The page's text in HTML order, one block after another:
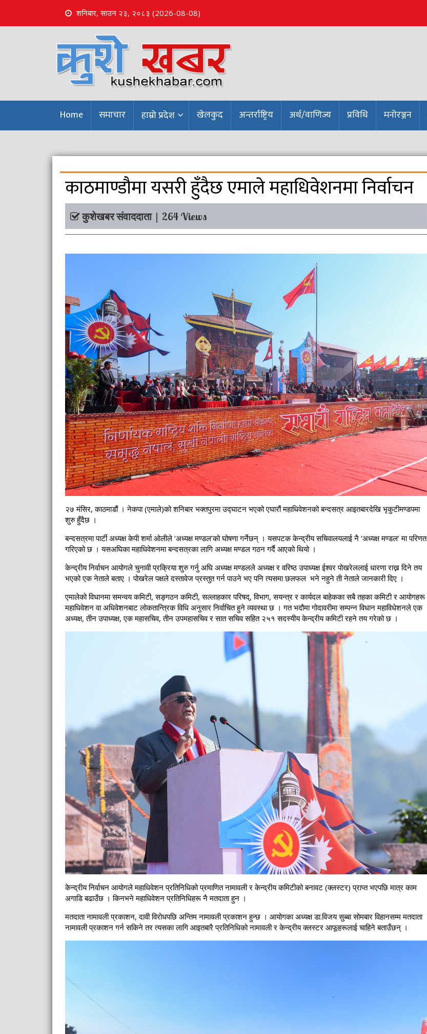
शनिबार, साउन २३, २०८३ (2026-08-08)
t
Home समाचार हाम्रो प्रदेश खेलकुद अन्तर्राष्ट्रिय अर्थ/वाणिज्य प्रविधि मनोरञ्जन
काठमाण्डौमा यसरी हुँदैछ एमाले महाधिवेशनमा निर्वाचन
कुशेखबर संवाददाता | 264 Views
२७ मंसिर, काठमाडौं । नेकपा (एमाले)को शनिबार भक्तपुरमा उद्घाटन भएको एघारौं महाधिवेशनको बन्दसत्र आइतबारदेखि भृकुटीमण्डपमा
शुरु हुँदैछ ।
बन्दसत्रमा पार्टी अध्यक्ष केपी शर्मा ओलीले ‘अध्यक्ष मण्डल’को घोषणा गर्नेछन् । यसपटक केन्द्रीय सचिवालयलाई नै ‘अध्यक्ष मण्डल’ मा परिणत
गरिएको छ । यसअघिका महाधिवेशनमा बन्दसत्रका लागि अध्यक्ष मण्डल गठन गर्दै आएको थियो ।
केन्द्रीय निर्वाचन आयोगले चुनावी प्रक्रिया शुरु गर्नु अघि अध्यक्ष मण्डलले अध्यक्ष र वरिष्ठ उपाध्यक्ष ईश्वर पोखरेललाई धारणा राख्न दिने तय
भएको एक नेताले बताए । पोखरेल पक्षले दस्तावेज प्रस्तुत गर्न पाउने भए पनि त्यसमा छलफल भने नहुने ती नेताले जानकारी दिए ।
एमालेको विधानमा समन्वय कमिटी, सङ्गठन कमिटी, सल्लाहकार परिषद्, विभाग, सयन्त्र र कार्यदल बाहेकका सबै तहका कमिटी र आयोगहरू
महाधिवेशन वा अधिवेशनबाट लोकतान्त्रिक विधि अनुसार निर्वाचित हुने व्यवस्था छ । गत भदौमा गोदावरीमा सम्पन्न विधान महाविधेशनले एक
अध्यक्ष, तीन उपाध्यक्ष, एक महासचिव, तीन उपमहासचिव र सात सचिव सहित २५१ सदस्यीय केन्द्रीय कमिटी रहने तय गरेको छ ।
केन्द्रीय निर्वाचन आयोगले महाधिवेशन प्रतिनिधिको प्रमाणित नामावली र केन्द्रीय कमिटीको बनावट (क्लस्टर) प्राप्त भएपछि मात्र काम
अगाडि बढाउँछ । किनभने महाधिवेशन प्रतिनिधिहरू नै मतदाता हुन ।
मतदाता नामावली प्रकाशन, दावी विरोधपछि अन्तिम नामावली प्रकाशन हुन्छ । आयोगका अध्यक्ष डा.विजय सुब्बा सोमबार विहानसम्म मतदाता
नामावली प्रकाशन गर्न सकिने तर त्यसका लागि आइतबारै प्रतिनिधिको नामावली र केन्द्रीय क्लस्टर आफूहरूलाई चाहिने बताउँछन् ।